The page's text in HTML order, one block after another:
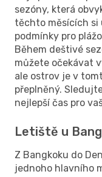
sezóny, která
těchto měsících si
podmínky pro
Během deštivé
můžete očekávat
ale ostrov je v
přeplněný.
nejlepší čas pro
Letiště u
Z Bangkoku do
jednoho hlavního